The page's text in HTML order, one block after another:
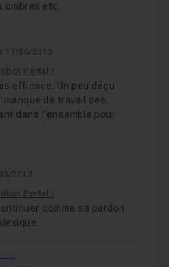
ombres etc.
17/06/2013
Portal !
efficace. Un peu déçu
de travail des
dans l'ensemble pour
2013
Portal !
comme sa pardon